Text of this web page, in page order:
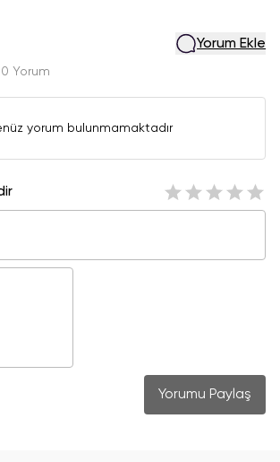
0 Yorum
Yorum Ekle
yorum bulunmamaktadır
Yorumu Paylaş